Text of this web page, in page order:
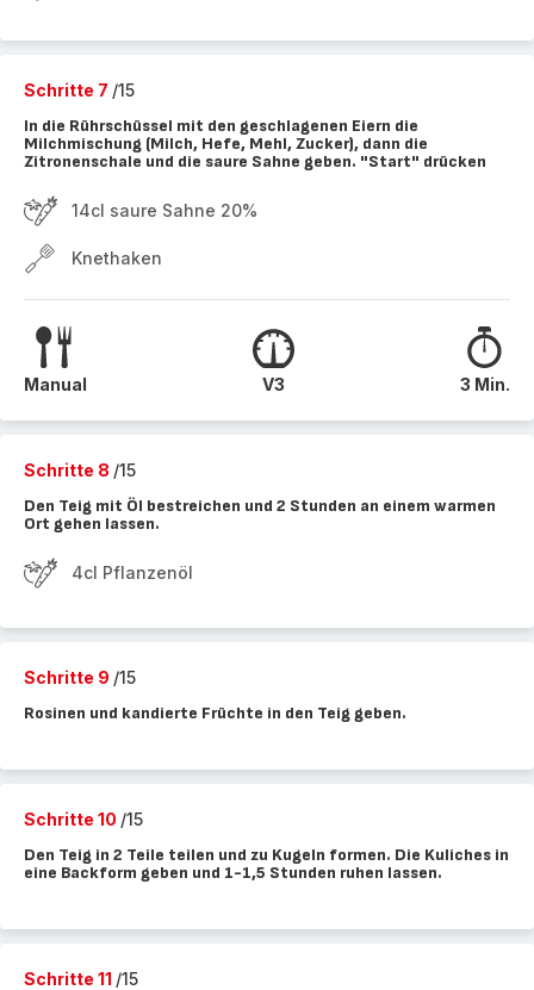
Schritte 7 /15
In die Rührschüssel mit den geschlagenen Eiern die
Milchmischung (Milch, Hefe, Mehl, Zucker), dann die
Zitronenschale und die saure Sahne geben. "Start" drücken
14cl saure Sahne 20%
Knethaken
Manual V3 3 Min.
Schritte 8 /15
Den Teig mit Öl bestreichen und 2 Stunden an einem warmen
Ort gehen lassen.
4cl Pflanzenöl
Schritte 9 /15
Rosinen und kandierte Früchte in den Teig geben.
Schritte 10 /15
Den Teig in 2 Teile teilen und zu Kugeln formen. Die Kuliches in
eine Backform geben und 1-1,5 Stunden ruhen lassen.
Schritte 11 /15